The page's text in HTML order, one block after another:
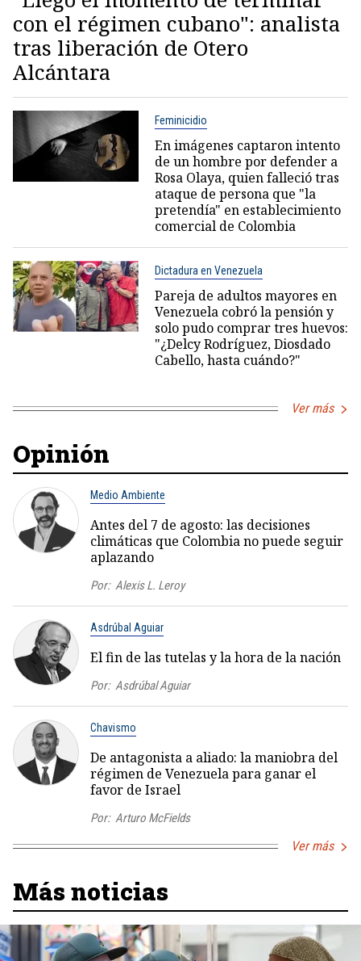
con el régimen cubano": analista
tras liberación de Otero
Alcántara
Feminicidio
En imágenes captaron intento
de un hombre por defender a
Rosa Olaya, quien falleció tras
ataque de persona que "la
pretendía" en establecimiento
comercial de Colombia
Dictadura en Venezuela
Pareja de adultos mayores en
Venezuela cobró la pensión y
solo pudo comprar tres huevos:
"¿Delcy Rodríguez, Diosdado
Cabello, hasta cuándo?"
Ver más
Opinión
Medio Ambiente
Antes del 7 de agosto: las decisiones
climáticas que Colombia no puede seguir
aplazando
Por: Alexis L. Leroy
Asdrúbal Aguiar
El fin de las tutelas y la hora de la nación
Por: Asdrúbal Aguiar
Chavismo
De antagonista a aliado: la maniobra del
régimen de Venezuela para ganar el
favor de Israel
Por: Arturo McFields
Ver más
Más noticias